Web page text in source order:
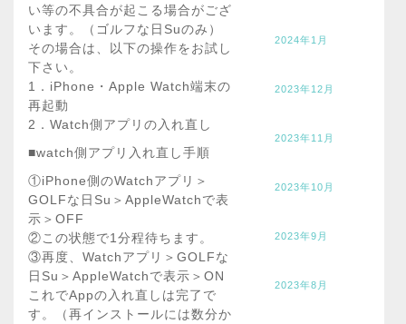
い等の不具合が起こる場合がござ
います。（ゴルフな日Suのみ）
その場合は、以下の操作をお試し
下さい。
1．iPhone・Apple Watch端末の
再起動
2．Watch側アプリの入れ直し
■watch側アプリ入れ直し手順
①iPhone側のWatchアプリ＞
GOLFな日Su＞AppleWatchで表
示＞OFF
②この状態で1分程待ちます。
③再度、Watchアプリ＞GOLFな
日Su＞AppleWatchで表示＞ON
これでAppの入れ直しは完了で
す。（再インストールには数分か
2024年1月
2023年12月
2023年11月
2023年10月
2023年9月
2023年8月